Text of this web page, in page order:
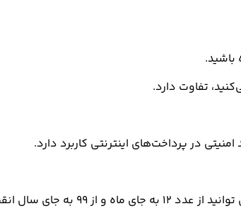
باشید.
تفاوت دارد.
کارت استفاده کنید.)